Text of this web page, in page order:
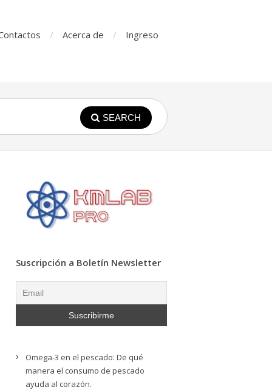
Acerca de Ingreso
SEARCH
Suscripción a Boletín Newsletter
Omega-3 en el pescado: De qué
manera el consumo de pescado
ayuda al corazón.